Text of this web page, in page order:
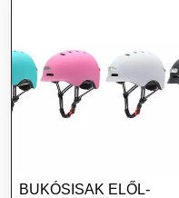
BUKÓSISAK ELŐL-